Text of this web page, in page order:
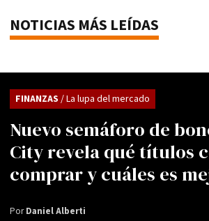
NOTICIAS MÁS LEÍDAS
Nuevo semáforo de
City revela qué títulos
comprar y cuáles es
FINANZAS / La lupa del mercado
PorDaniel Alberti